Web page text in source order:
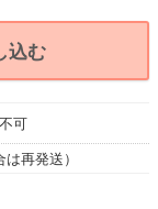
込む
可
再発送）